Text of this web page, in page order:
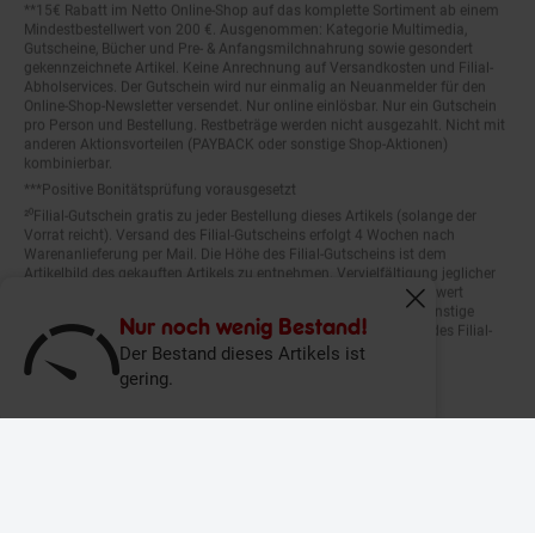
Nur noch wenig Bestand!
Der Bestand dieses Artikels ist
gering.
Fenster
Mindestbestellwert von 200 €. Ausgenommen: Kategorie Multimedia,
Gutscheine, Bücher und Pre- & Anfangsmilchnahrung sowie gesondert
gekennzeichnete Artikel. Keine Anrechnung auf Versandkosten und Filial-
Abholservices. Der Gutschein wird nur einmalig an Neuanmelder für den
Online-Shop-Newsletter versendet. Nur online einlösbar. Nur ein Gutschein
pro Person und Bestellung. Restbeträge werden nicht ausgezahlt. Nicht mit
anderen Aktionsvorteilen (PAYBACK oder sonstige Shop-Aktionen)
kombinierbar.
Vorrat reicht). Versand des Filial-Gutscheins erfolgt 4 Wochen nach
Warenanlieferung per Mail. Die Höhe des Filial-Gutscheins ist dem
Artikelbild des gekauften Artikels zu entnehmen. Vervielfältigung jeglicher
Art nicht gestattet. Der Filial-Gutschein ist ohne Mindesteinkaufswert
einlösbar. Nicht mit anderen Aktionsvorteilen (PAYBACK oder sonstige
Shop-Aktionen) kombinierbar. Der jeweilige Gültigkeitszeitraum des Filial-
Gutscheins ist darauf vermerkt.